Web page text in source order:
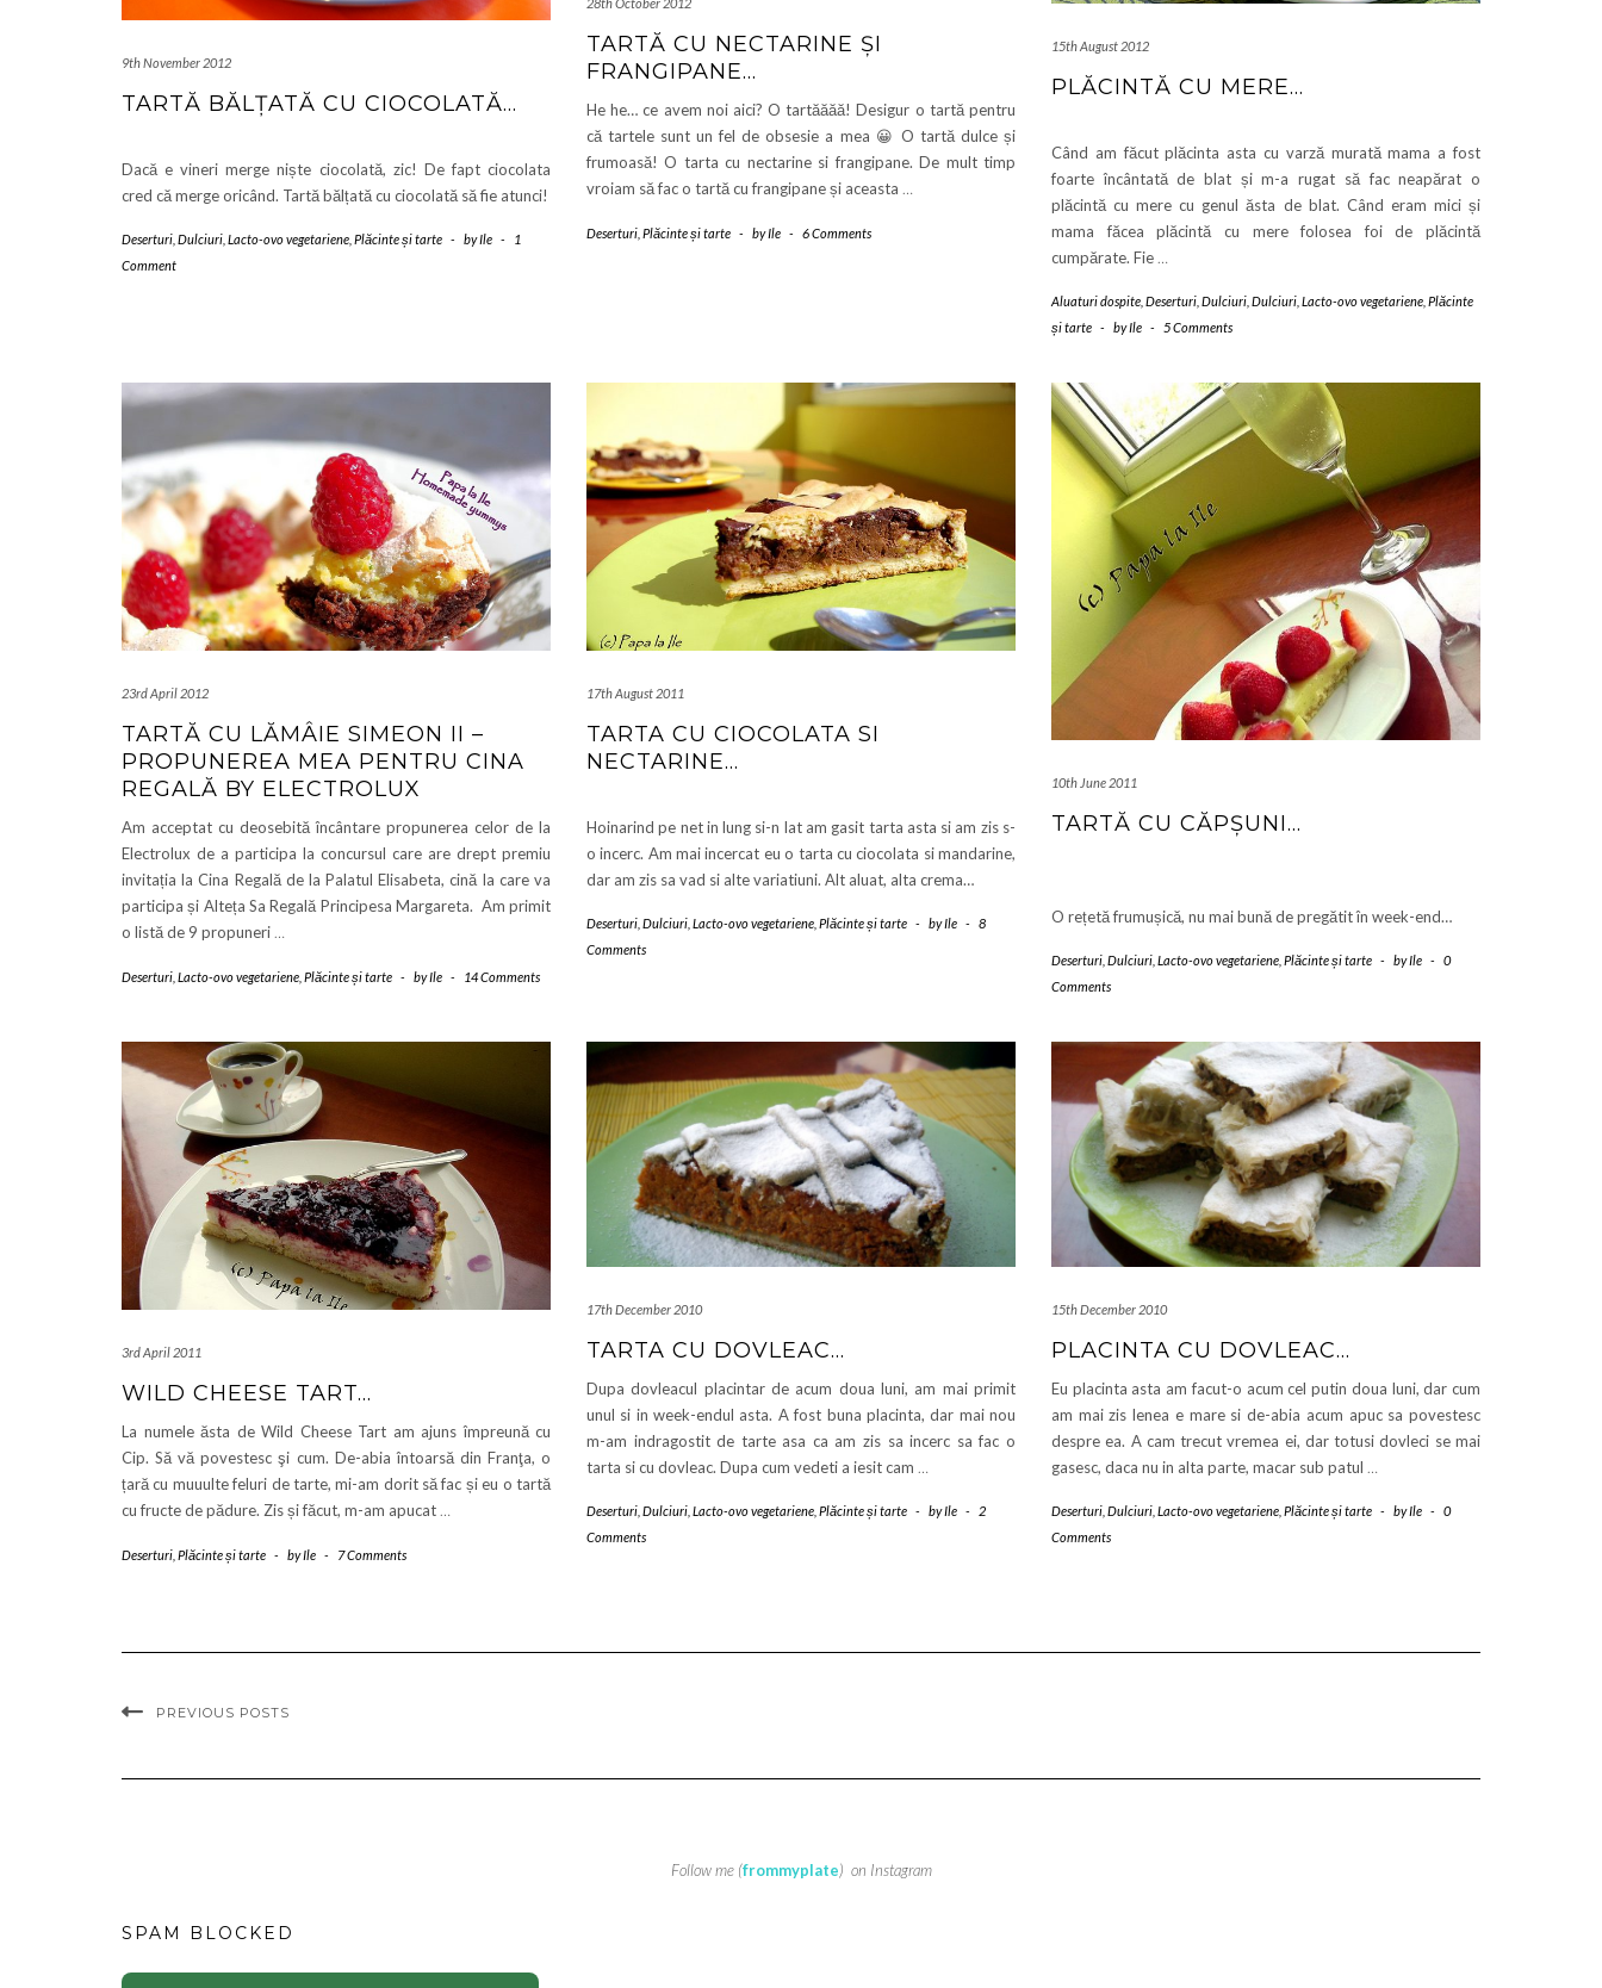
9th November 2012
TARTĂ BĂLȚATĂ CU CIOCOLATĂ…
Dacă e vineri merge niște ciocolată, zic! De fapt ciocolata
cred că merge oricând. Tartă bălțată cu ciocolată să fie atunci!
Deserturi Dulciuri Lacto-ovo vegetariene Plăcinte și tarte - byIle -
1
Comment
28th October 2012
TARTĂ CU NECTARINE ȘI
FRANGIPANE…
He he… ce avem noi aici? O tartăăăă! Desigur o tartă pentru
că tartele sunt un fel de obsesie a mea 😀 O tartă dulce și
frumoasă! O tarta cu nectarine si frangipane. De mult timp
vroiam să fac o tartă cu frangipane și aceasta …
Deserturi Plăcinte și tarte - byIle - 6 Comments
15th August 2012
PLĂCINTĂ CU MERE…
Când am făcut plăcinta asta cu varză murată mama a fost
foarte încântată de blat și m-a rugat să fac neapărat o
plăcintă cu mere cu genul ăsta de blat. Când eram mici și
mama făcea plăcintă cu mere folosea foi de plăcintă
cumpărate. Fie …
Aluaturi dospite Deserturi Dulciuri Dulciuri Lacto-ovo vegetariene Plăcinte
și tarte - byIle - 5 Comments
23rd April 2012
TARTĂ CU LĂMÂIE SIMEON II –
PROPUNEREA MEA PENTRU CINA
REGALĂ BY ELECTROLUX
Am acceptat cu deosebită încântare propunerea celor de la
Electrolux de a participa la concursul care are drept premiu
invitația la Cina Regală de la Palatul Elisabeta, cină la care va
participa și Alteța Sa Regală Principesa Margareta. Am primit
o listă de 9 propuneri …
Deserturi Lacto-ovo vegetariene Plăcinte și tarte - byIle - 14 Comments
17th August 2011
TARTA CU CIOCOLATA SI
NECTARINE…
Hoinarind pe net in lung si-n lat am gasit tarta asta si am zis s-
o incerc. Am mai incercat eu o tarta cu ciocolata si mandarine,
dar am zis sa vad si alte variatiuni. Alt aluat, alta crema…
Deserturi Dulciuri Lacto-ovo vegetariene Plăcinte și tarte - byIle -
8
Comments
10th June 2011
TARTĂ CU CĂPȘUNI…
O rețetă frumușică, nu mai bună de pregătit în week-end…
Deserturi Dulciuri Lacto-ovo vegetariene Plăcinte și tarte - byIle -
0
Comments
3rd April 2011
WILD CHEESE TART…
La numele ăsta de Wild Cheese Tart am ajuns împreună cu
Cip. Să vă povestesc şi cum. De-abia întoarsă din Franţa, o
țară cu muuulte feluri de tarte, mi-am dorit să fac și eu o tartă
cu fructe de pădure. Zis și făcut, m-am apucat …
Deserturi Plăcinte și tarte - byIle - 7 Comments
17th December 2010
TARTA CU DOVLEAC…
Dupa dovleacul placintar de acum doua luni, am mai primit
unul si in week-endul asta. A fost buna placinta, dar mai nou
m-am indragostit de tarte asa ca am zis sa incerc sa fac o
tarta si cu dovleac. Dupa cum vedeti a iesit cam …
Deserturi Dulciuri Lacto-ovo vegetariene Plăcinte și tarte - byIle -
2
Comments
15th December 2010
PLACINTA CU DOVLEAC…
Eu placinta asta am facut-o acum cel putin doua luni, dar cum
am mai zis lenea e mare si de-abia acum apuc sa povestesc
despre ea. A cam trecut vremea ei, dar totusi dovleci se mai
gasesc, daca nu in alta parte, macar sub patul …
Deserturi Dulciuri Lacto-ovo vegetariene Plăcinte și tarte - byIle -
0
Comments
PREVIOUS POSTS
Follow me (frommyplate) on Instagram
SPAM BLOCKED